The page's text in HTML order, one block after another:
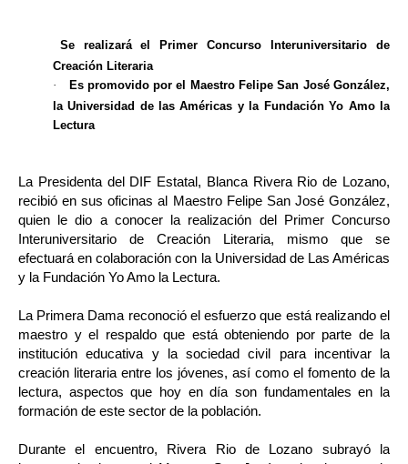
Se realizará el Primer Concurso Interuniversitario de
Creación Literaria
·
Es promovido por el Maestro Felipe San José González,
la Universidad de las Américas y la Fundación Yo Amo la
Lectura
La Presidenta del DIF Estatal, Blanca Rivera Rio de Lozano,
recibió en sus oficinas al Maestro Felipe San José González,
quien le dio a conocer la realización del Primer Concurso
Interuniversitario de Creación Literaria, mismo que se
efectuará en colaboración con la Universidad de Las Américas
y la Fundación Yo Amo la Lectura.
La Primera Dama reconoció el esfuerzo que está realizando el
maestro y el respaldo que está obteniendo por parte de la
institución educativa y la sociedad civil para incentivar la
creación literaria entre los jóvenes, así como el fomento de la
lectura, aspectos que hoy en día son fundamentales en la
formación de este sector de la población.
Durante el encuentro, Rivera Rio de Lozano subrayó la